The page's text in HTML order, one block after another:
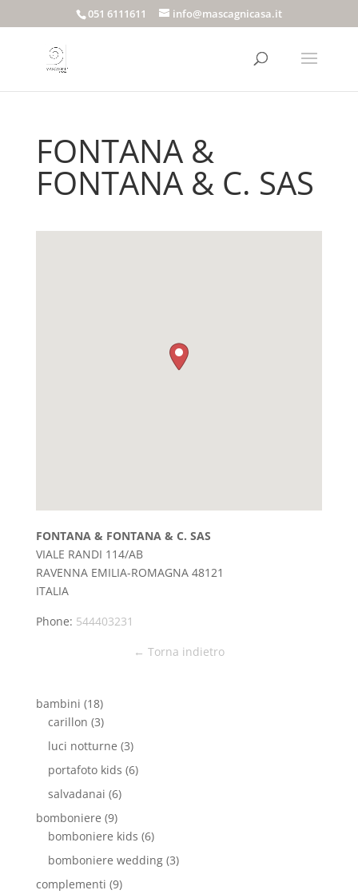
051 6111611 info@mascagnicasa.it
FONTANA &
FONTANA & C. SAS
FONTANA & FONTANA & C. SAS
VIALE RANDI 114/AB
RAVENNA EMILIA-ROMAGNA 48121
ITALIA
Phone: 544403231
← Torna indietro
bambini (18)
carillon (3)
luci notturne (3)
portafoto kids (6)
salvadanai (6)
bomboniere (9)
bomboniere kids (6)
bomboniere wedding(3)
complementi (9)